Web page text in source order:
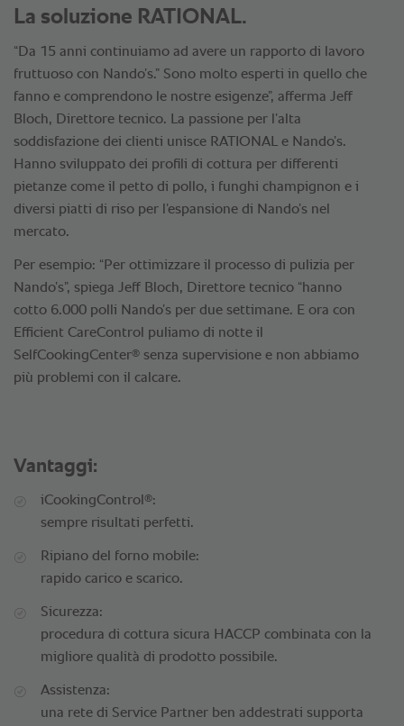
La soluzione RATIONAL.
“Da 15 anni continuiamo ad avere un rapporto di lavoro
fruttuoso con Nando’s.” Sono molto esperti in quello che
fanno e comprendono le nostre esigenze”, afferma Jeff
Bloch, Direttore tecnico. La passione per l’alta
soddisfazione dei clienti unisce RATIONAL e Nando’s.
Hanno sviluppato dei profili di cottura per differenti
pietanze come il petto di pollo, i funghi champignon e i
diversi piatti di riso per l’espansione di Nando’s nel
mercato.
Per esempio: “Per ottimizzare il processo di pulizia per
Nando’s”, spiega Jeff Bloch, Direttore tecnico “hanno
cotto 6.000 polli Nando’s per due settimane. E ora con
Efficient CareControl puliamo di notte il
SelfCookingCenter® senza supervisione e non abbiamo
più problemi con il calcare.
Vantaggi:
iCookingControl ®:
sempre risultati perfetti.
Ripiano del forno mobile:
rapido carico e scarico.
Sicurezza:
procedura di cottura sicura HACCP combinata con la
migliore qualità di prodotto possibile.
Assistenza:
una rete di Service Partner ben addestrati supporta